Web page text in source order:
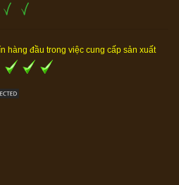
hàng đầu trong việc cung cấp sản xuất